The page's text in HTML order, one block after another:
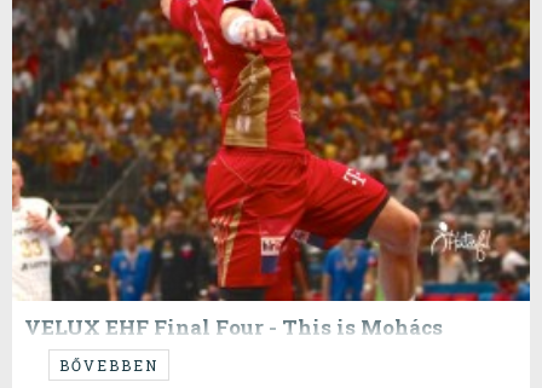
VELUX EHF Final Four - This is Mohács
...stílszerűen.
BŐVEBBEN